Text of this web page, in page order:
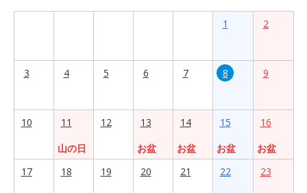
1 2
3 4 5 6 7 8 9
10
11
山の日
12
13
お盆
14
お盆
15
お盆
16
お盆
17
18 19 20 21 22 23